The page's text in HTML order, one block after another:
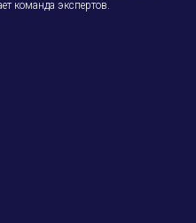
команда экспертов.